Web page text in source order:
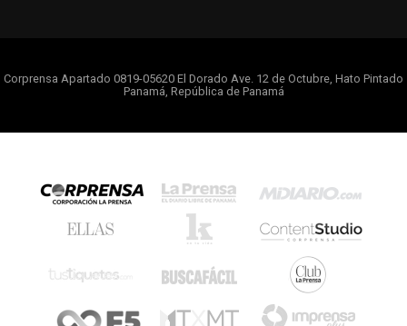
Corprensa Apartado 0819-05620 El Dorado Ave. 12 de Octubre, Hato Pintado
Panamá, República de Panamá